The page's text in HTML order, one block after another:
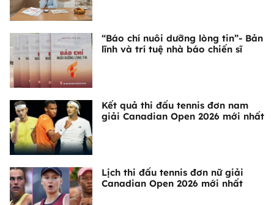
“Báo chí nuôi dưỡng lòng tin”- Bản
lĩnh và trí tuệ nhà báo chiến sĩ
Kết quả thi đấu tennis đơn nam
giải Canadian Open 2026 mới nhất
Lịch thi đấu tennis đơn nữ giải
Canadian Open 2026 mới nhất